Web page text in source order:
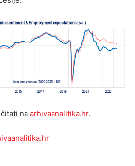
na arhivaanalitika.hr.